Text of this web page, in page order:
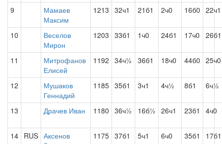
9
Мамаев
Максим
1213 32ч1 21б1 2ч0 16б0 22ч1
10
Веселов
Мирон
1203 33б1 1ч0 24б1 17ч0 26б1
11
Митрофанов
Елисей
1192 34ч½ 36б1 18ч0 44б0 25ч0
12
Мушаков
Геннадий
1185 35б1 3ч1 4ч½ 8б1 6ч½
13 Драчев Иван 1180 36ч½ 16б½ 26ч1 23б1 4ч0
14 RUS Аксенов
1175 37б1 5ч1 6ч0 35б1 17б1